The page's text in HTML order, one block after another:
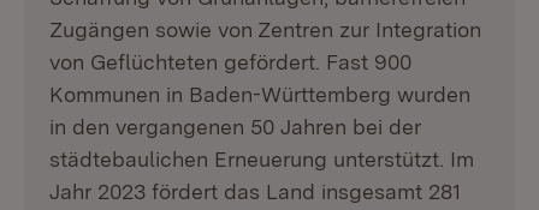
Zugängen sowie von Zentren zur Integration
von Geflüchteten gefördert. Fast 900
Kommunen in Baden-Württemberg wurden
in den vergangenen 50 Jahren bei der
städtebaulichen Erneuerung unterstützt. Im
Jahr 2023 fördert das Land insgesamt 281